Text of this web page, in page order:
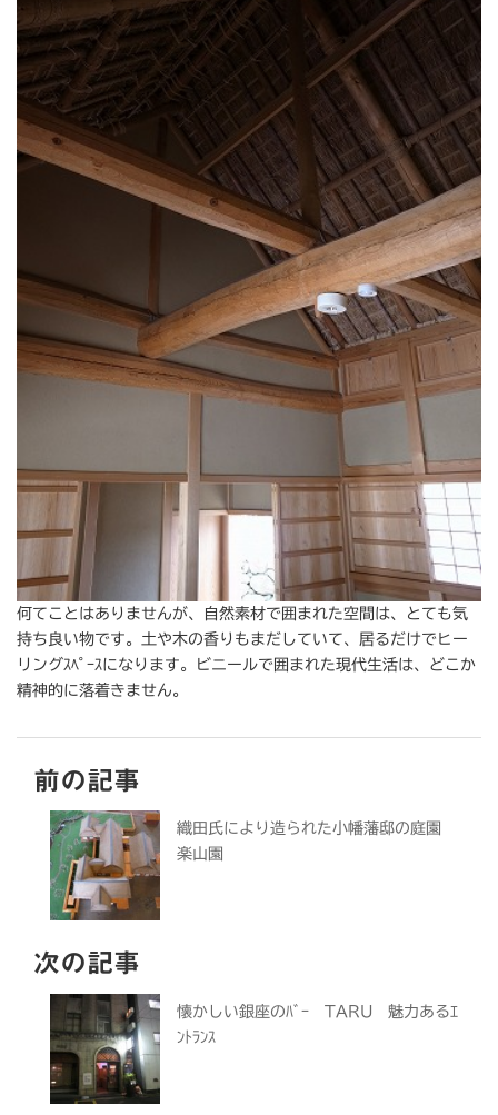
何てことはありませんが、自然素材で囲まれた空間は、とても気
持ち良い物です。土や木の香りもまだしていて、居るだけでヒー
リングｽﾍﾟｰｽになります。ビニールで囲まれた現代生活は、どこか
精神的に落着きません。
前の記事
織田氏により造られた小幡藩邸の庭園
楽山園
次の記事
懐かしい銀座のﾊﾞｰ TARU 魅力あるｴ
ﾝﾄﾗﾝｽ